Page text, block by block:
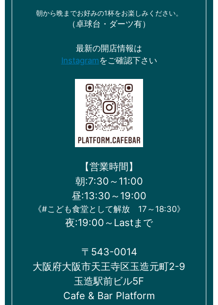
朝から晩までお好みの1杯をお楽しみください。
（卓球台・ダーツ有）
最新の開店情報は
Instagramをご確認下さい
【営業時間】
朝:7:30～11:00
昼:13:30～19:00
《#こども食堂として解放 17～18:30》
夜:19:00～Lastまで
〒543-0014
大阪府大阪市天王寺区玉造元町2-9
玉造駅前ビル5F
Cafe & Bar Platform